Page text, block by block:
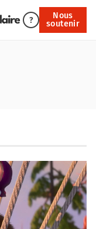
?
Nous
soutenir